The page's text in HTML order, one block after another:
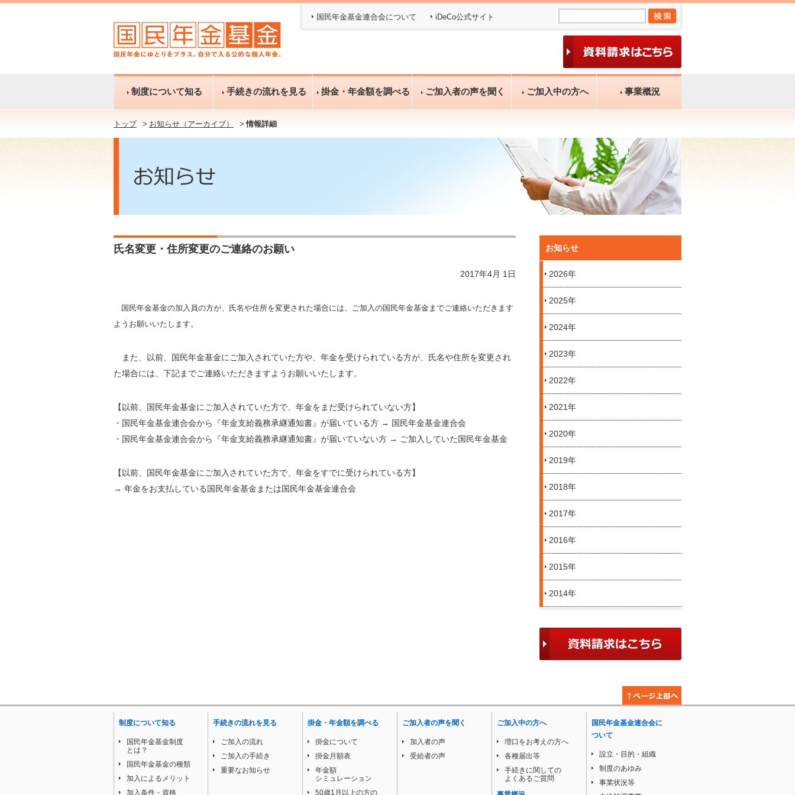
国民年金基金連合会について iDeCo公式サイト
制度について知る 手続きの流れを見る 掛金・年金額を調べる ご加入者の声を聞く ご加入中の方へ 事業概況
トップ お知らせ（アーカイブ） 情報詳細
氏名変更・住所変更のご連絡のお願い
2017年4月 1日
国民年金基金の加入員の方が、氏名や住所を変更された場合には、ご加入の国民年金基金までご連絡いただきます
ようお願いいたします。
また、以前、国民年金基金にご加入されていた方や、年金を受けられている方が、氏名や住所を変更され
た場合には、下記までご連絡いただきますようお願いいたします。
【以前、国民年金基金にご加入されていた方で、年金をまだ受けられていない方】
・国民年金基金連合会から『年金支給義務承継通知書』が届いている方 → 国民年金基金連合会
・国民年金基金連合会から『年金支給義務承継通知書』が届いていない方 → ご加入していた国民年金基金
【以前、国民年金基金にご加入されていた方で、年金をすでに受けられている方】
→ 年金をお支払している国民年金基金または国民年金基金連合会
お知らせ
2026年
2025年
2024年
2023年
2022年
2021年
2020年
2019年
2018年
2017年
2016年
2015年
2014年
制度について知る
国民年金基金制度
とは？
国民年金基金の種類
加入によるメリット
加入条件・資格
手続きの流れを見る
ご加入の流れ
ご加入の手続き
重要なお知らせ
掛金・年金額を調べる
掛金について
掛金月額表
年金額
シミュレーション
50歳1月以上の方の
ご加入者の声を聞く
加入者の声
受給者の声
ご加入中の方へ
増口をお考えの方へ
各種届出等
手続きに関しての
よくあるご質問
国民年金基金連合会に
ついて
設立・目的・組織
制度のあゆみ
事業状況等